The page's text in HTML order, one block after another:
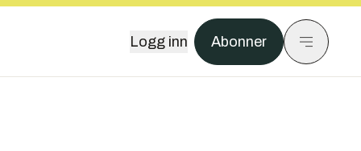
Logg inn Abonner